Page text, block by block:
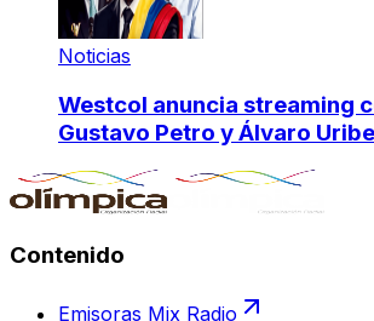
Noticias
Westcol anuncia streaming
Gustavo Petro y Álvaro Uribe
Contenido
Emisoras Mix Radio